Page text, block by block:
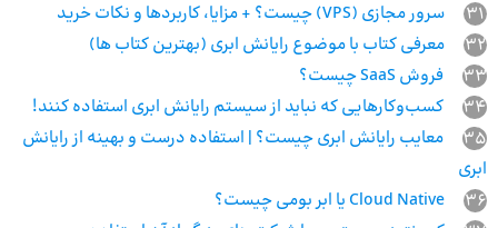
31
سرور مجازی (VPS) چیست؟ + مزایا، کاربردها و نکات خرید
32
معرفی کتاب با موضوع رایانش ابری (بهترین کتاب ها)
33
فروش SaaS چیست؟
34
کسب‌وکارهایی که نباید از سیستم رایانش ابری استفاده کنند!
35
معایب رایانش ابری چیست؟ | استفاده درست و بهینه از رایانش
ابری
36